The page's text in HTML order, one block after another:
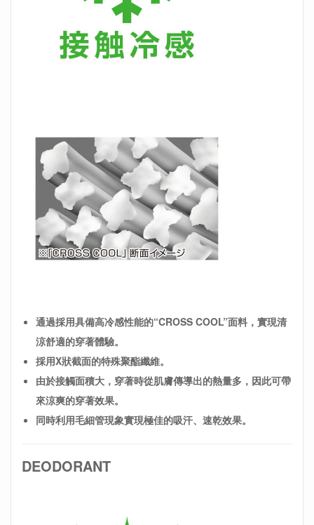
通過採用具備高冷感性能的“CROSS COOL”面料，實現清
涼舒適的穿著體驗。
採用X狀截面的特殊聚酯纖維。
由於接觸面積大，穿著時從肌膚傳導出的熱量多，因此可帶
來涼爽的穿著效果。
同時利用毛細管現象實現極佳的吸汗、速乾效果。
DEODORANT